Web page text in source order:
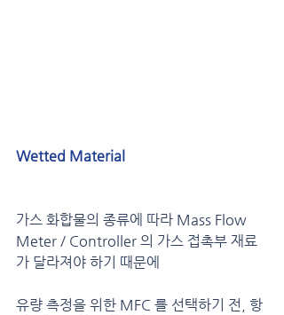
Wetted Material
가스 화합물의 종류에 따라 Mass Flow
Meter / Controller 의 가스 접촉부 재료
가 달라져야 하기 때문에
유량 측정을 위한 MFC 를 선택하기 전, 항